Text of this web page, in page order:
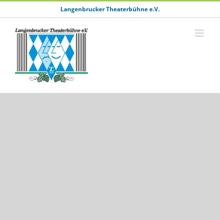
Inhalt
springen
Langenbrucker Theaterbühne e.V.